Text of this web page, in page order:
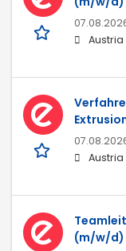
Austria
Austria
(m/w/d)